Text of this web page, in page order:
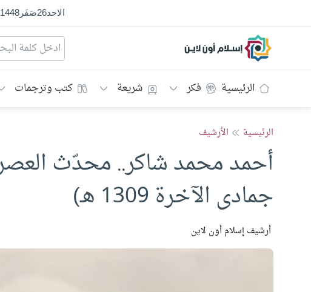
الاحد26صَفَر1448 هـ
إسلام أون لاين
الرئيسية فكر شريعة كتب وترجمات
الرئيسية الأرشيف
جمادى الآخرة 1309 هـ)
أرشيف إسلام أون لاين